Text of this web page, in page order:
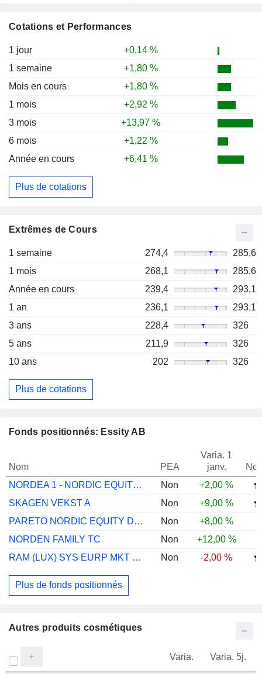
Cotations et Performances
1 jour
+0,14 %
1 semaine
+1,80 %
Mois en cours
+1,80 %
1 mois
+2,92 %
3 mois
+13,97 %
6 mois
+1,22 %
Année en cours
+6,41 %
Plus de cotations
Extrêmes de Cours
1 semaine 274,4
285,6
1 mois
268,1
285,6
Année en cours
239,4
293,1
1 an
236,1
293,1
3 ans
228,4
326
5 ans
211,9
326
10 ans
202 326
Plus de cotations
Fonds positionnés: Essity AB
Nom PEA
Varia. 1
janv.
NORDEA 1 - NORDIC EQUITY BP SEK
Non
+2,00 %
SKAGEN VEKST A
Non
+9,00 %
PARETO NORDIC EQUITY D NOK
Non
+8,00 %
NORDEN FAMILY TC
Non
+12,00 %
RAM (LUX) SYS EURP MKT NETRL EQ PI EUR
Non -2,00 %
Plus de fonds positionnés
Autres produits cosmétiques
Varia. Varia. 5j.